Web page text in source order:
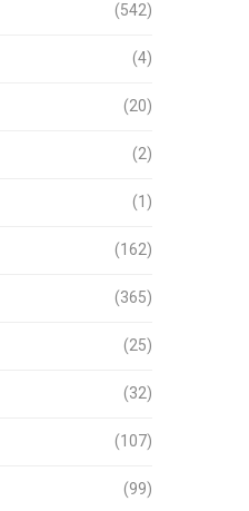
(542)
(4)
(20)
(2)
(1)
(162)
(365)
(25)
(32)
(107)
(99)